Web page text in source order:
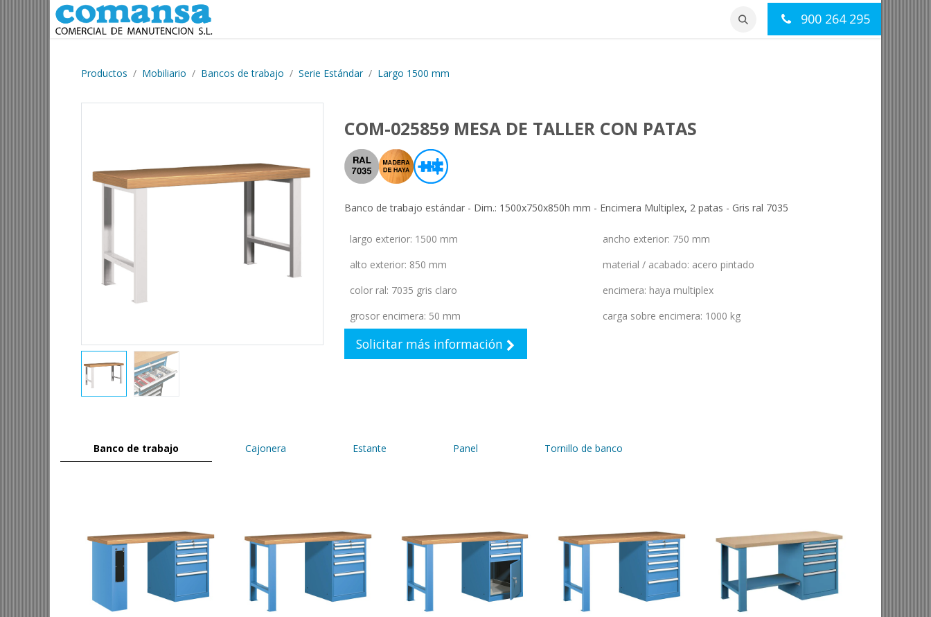
Ir al contenido
900 264 295
Productos Mobiliario Bancos de trabajo Serie Estándar Largo 1500 mm
COM-025859 MESA DE TALLER CON PATAS
Banco de trabajo estándar - Dim.: 1500x750x850h mm - Encimera Multiplex, 2 patas - Gris ral 7035
largo exterior: 1500 mm ancho exterior: 750 mm
alto exterior: 850 mm material / acabado: acero pintado
color ral: 7035 gris claro encimera: haya multiplex
grosor encimera: 50 mm carga sobre encimera: 1000 kg
Solicitar más información
Banco de trabajo Cajonera Estante Panel Tornillo de banco